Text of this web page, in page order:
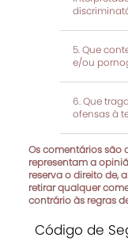
Que
e/ou
Que
ofensas à
Os comentários são
representam a
reserva o direito de,
retirar qualquer
contrário às regras
Código de